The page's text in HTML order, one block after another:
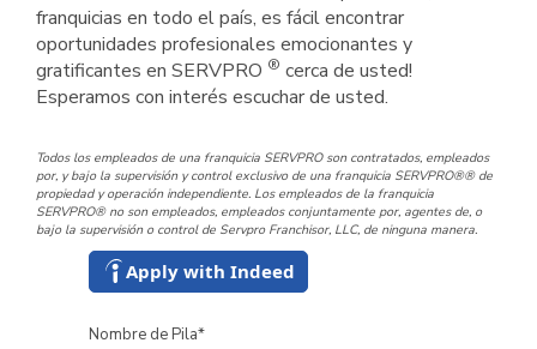
franquicias en todo el país, es fácil encontrar
oportunidades profesionales emocionantes y
gratificantes en SERVPRO ® cerca de usted!
Esperamos con interés escuchar de usted.
Todos los empleados de una franquicia SERVPRO son contratados, empleados
por, y bajo la supervisión y control exclusivo de una franquicia SERVPRO®® de
propiedad y operación independiente. Los empleados de la franquicia
SERVPRO® no son empleados, empleados conjuntamente por, agentes de, o
bajo la supervisión o control de Servpro Franchisor, LLC, de ninguna manera.
Apply with Indeed
Nombre de Pila*